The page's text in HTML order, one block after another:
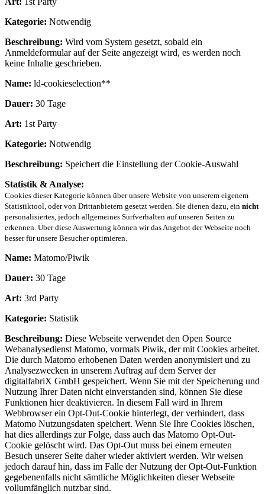
Kategorie: Notwendig
Beschreibung: Wird vom System gesetzt, sobald ein
Anmeldeformular auf der Seite angezeigt wird, es werden noch
keine Inhalte geschrieben.
Name: ld-cookieselection**
Dauer: 30 Tage
Art: 1st Party
Kategorie: Notwendig
Beschreibung: Speichert die Einstellung der Cookie-Auswahl
Statistik & Analyse:
Cookies dieser Kategorie können über unsere Website von unserem eigenem
Statistiktool, oder von Drittanbietern gesetzt werden. Sie dienen dazu, ein nicht
personalisiertes, jedoch allgemeines Surfverhalten auf unseren Seiten zu
erkennen. Über diese Auswertung können wir das Angebot der Webseite noch
besser für unsere Besucher optimieren.
Name: Matomo/Piwik
Dauer: 30 Tage
Art: 3rd Party
Kategorie: Statistik
Beschreibung: Diese Webseite verwendet den Open Source
Webanalysedienst Matomo, vormals Piwik, der mit Cookies arbeitet.
Die durch Matomo erhobenen Daten werden anonymisiert und zu
Analysezwecken in unserem Auftrag auf dem Server der
digitalfabriX GmbH gespeichert. Wenn Sie mit der Speicherung und
Nutzung Ihrer Daten nicht einverstanden sind, können Sie diese
Funktionen hier deaktivieren. In diesem Fall wird in Ihrem
Webbrowser ein Opt-Out-Cookie hinterlegt, der verhindert, dass
Matomo Nutzungsdaten speichert. Wenn Sie Ihre Cookies löschen,
hat dies allerdings zur Folge, dass auch das Matomo Opt-Out-
Cookie gelöscht wird. Das Opt-Out muss bei einem erneuten
Besuch unserer Seite daher wieder aktiviert werden. Wir weisen
jedoch darauf hin, dass im Falle der Nutzung der Opt-Out-Funktion
gegebenenfalls nicht sämtliche Möglichkeiten dieser Webseite
vollumfänglich nutzbar sind.